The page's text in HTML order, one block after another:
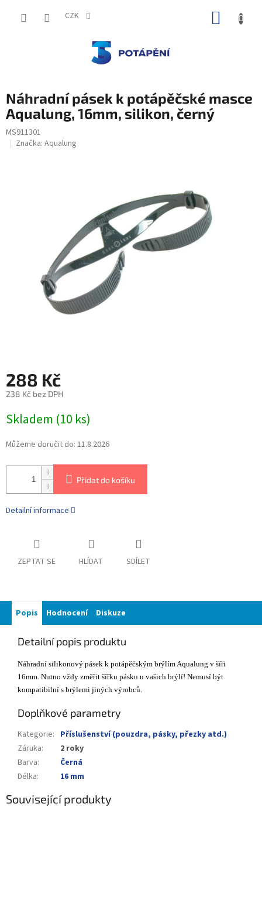
CZK
Náhradní pásek k potápěčské masce
Aqualung, 16mm, silikon, černý
MS911301
Značka: Aqualung
288 Kč
238 Kč bez DPH
Skladem (10 ks)
Můžeme doručit do: 11.8.2026
Přidat do košíku
Detailní informace
ZEPTAT SE HLÍDAT SDÍLET
Popis Hodnocení Diskuze
Detailní popis produktu
Náhradní silikonový pásek k potápěčským brýlím Aqualung v šíři
16mm. Nutno vždy změřit šířku pásku u vašich brýlí! Nemusí být
kompatibilní s brýlemi jiných výrobců.
Doplňkové parametry
Kategorie: Příslušenství (pouzdra, pásky, přezky atd.)
Záruka:
2 roky
Barva:
Černá
Délka: 16 mm
Související produkty